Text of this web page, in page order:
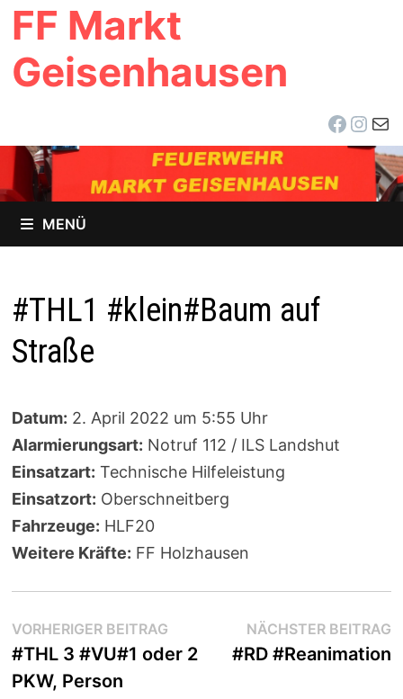
Zum
Inhalt
springen
FF Markt
Geisenhausen
E-
MENÜ
#THL1 #klein#Baum auf
Straße
Datum: 2. April 2022 um 5:55 Uhr
Alarmierungsart: Notruf 112 / ILS Landshut
Einsatzart: Technische Hilfeleistung
Einsatzort: Oberschneitberg
Fahrzeuge: HLF20
Weitere Kräfte: FF Holzhausen
Beitragsnavigation
VORHERIGER BEITRAGVorheriger
Beitrag:
#THL 3 #VU#1 oder 2
PKW, Person
NÄCHSTER BEITRAG
#RD #Reanimation